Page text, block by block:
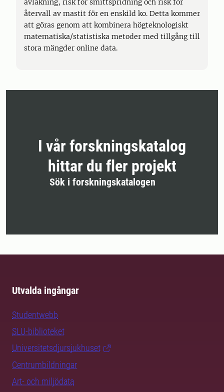
avläkning, risk för smittspridning och risk för
återvall av mastit för en enskild ko. Detta kommer
att göras genom att kombinera högteknologiskt
matematiska/statistiska metoder med tillgång till
stora mängder online data.
I vår forskningskatalog
hittar du fler projekt
Sök i forskningskatalogen
Utvalda ingångar
Studentwebb
SLU-biblioteket
Universitetsdjursjukhuset
Centrumbildningar
Art- och miljödata